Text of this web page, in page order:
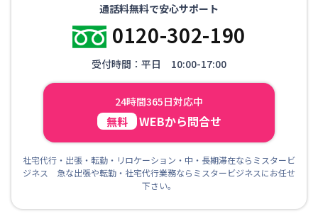
通話料無料で安心サポート
0120-302-190
受付時間：平日 10:00-17:00
24時間365日対応中
無料 WEBから問合せ
社宅代行・出張・転勤・リロケーション・中・長期滞在ならミスタービ
ジネス 急な出張や転勤・社宅代行業務ならミスタービジネスにお任せ
下さい。